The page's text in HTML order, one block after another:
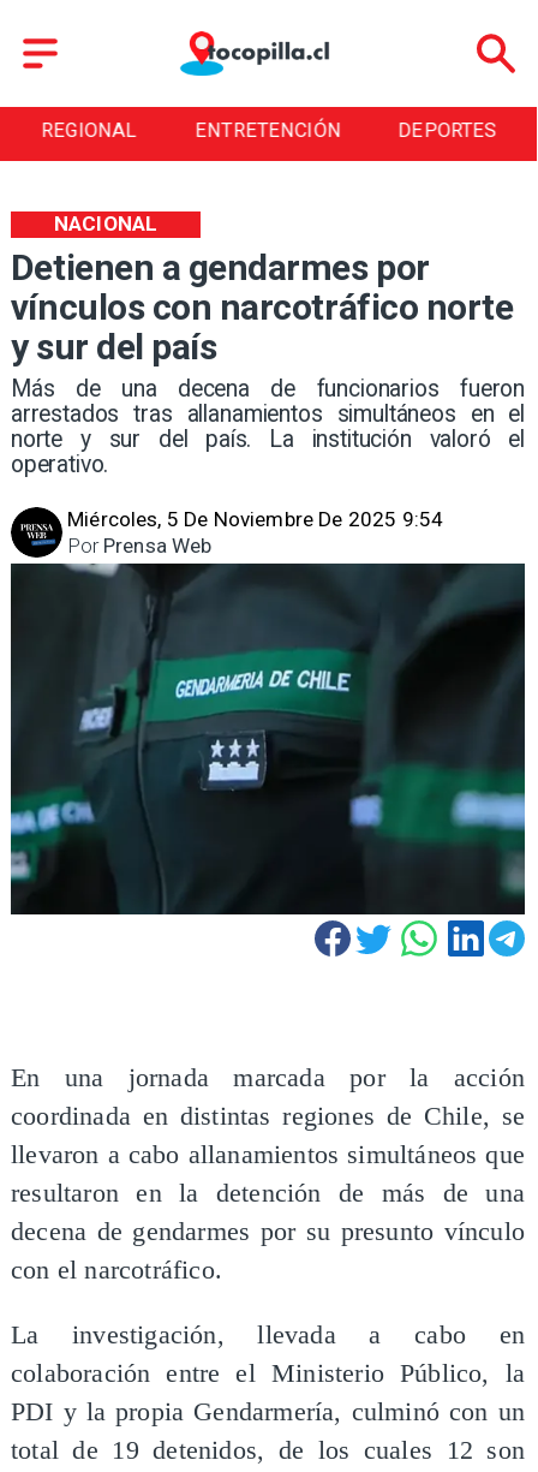
REGIONAL ENTRETENCIÓN DEPORTES
Detienen a gendarmes por
vínculos con narcotráfico norte
y sur del país
Más de una decena de funcionarios fueron
arrestados tras allanamientos simultáneos en el
norte y sur del país. La institución valoró el
operativo.
NACIONAL
Miércoles, 5 De Noviembre De 2025 9:54
Prensa Web
Por
En una jornada marcada por la acción
coordinada en distintas regiones de Chile, se
llevaron a cabo allanamientos simultáneos que
resultaron en la detención de más de una
decena de gendarmes por su presunto vínculo
con el narcotráfico.
La investigación, llevada a cabo en
colaboración entre el Ministerio Público, la
PDI y la propia Gendarmería, culminó con un
total de 19 detenidos, de los cuales 12 son